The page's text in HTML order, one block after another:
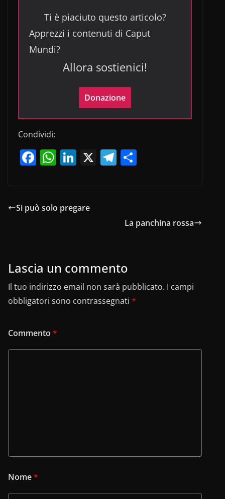
Ti è piaciuto questo articolo?
Apprezzi i contenuti di Caput
Mundi?
Allora sostienici!
Donazione
Condividi:
F
e
k
W
s
Li
e
X T
a vi
Si può solo pregare
La panchina rossa
Lascia un commento
Il tuo indirizzo email non sarà pubblicato. I campi
obbligatori sono contrassegnati *
Commento *
Nome*